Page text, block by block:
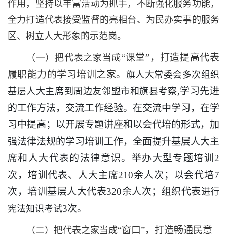
作用，坚持以丰富活动为抓手，不断强化服务功能，
全力打造代表接受监督的亮相台、为民办实事的服务
区、树立人大形象的示范岗。
（一）把代表之家当成“课堂”，打造提高代表
履职能力的学习培训之家。 旗人大常委会多次组织
基层人大主席到周边友邻盟市和旗县考察,学习先进
的工作方法，交流工作经验。在交流中学习，在学
习中提高；以开展专题讲座和以会代培的形式，加
强法律法规的学习培训工作，全面提升基层人大主
席和人大代表的法律意识。举办大型专题培训2
次，培训代表、人大主席210余人次；以会代培7
次，培训基层人大代表320余人次；组织代表进行
宪法知识考试3次。
（二）把代表之家当成“窗口”，打造畅通民意